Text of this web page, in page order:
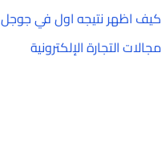
كيف اظهر نتيجه اول في جوجل
مجالات التجارة الإلكترونية